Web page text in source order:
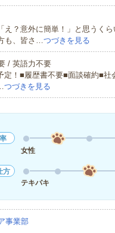
？意外に簡単！」と思うくら
も、皆さ…つづきを見る
/ 英語力不要
！■履歴書不要■面談確約■社
つづきを見る
女性
方
テキパキ
事業部